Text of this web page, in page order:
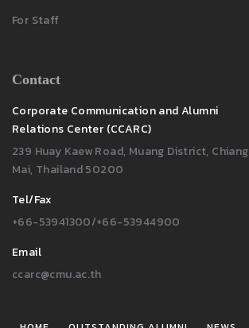
For Staff
Contact
Corporate Communication and Alumni
Relations Center (CCARC)
239 Huay Kaew Road, Muang District, Chiang
Mai, Thailand 50200
Tel/Fax
+66-53941300/+66-53944900
Email
ccarc@cmu.ac.th